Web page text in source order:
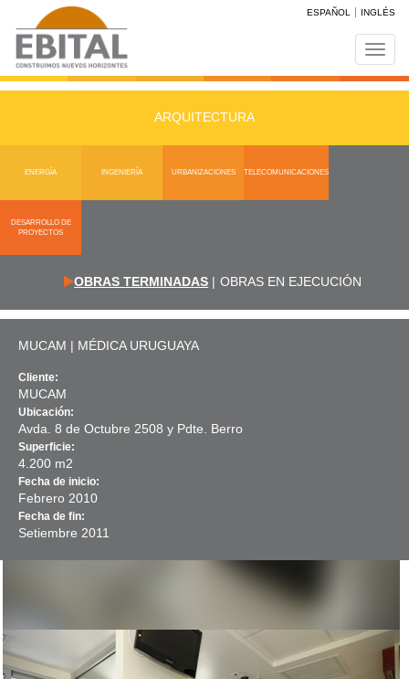
ESPAÑOL INGLÉS
ARQUITECTURA
ENERGÍA INGENIERÍA URBANIZACIONES TELECOMUNICACIONES
DESARROLLO DE
PROYECTOS
OBRAS TERMINADAS | OBRAS EN EJECUCIÓN
MUCAM | MÉDICA URUGUAYA
Cliente:
MUCAM
Ubicación:
Avda. 8 de Octubre 2508 y Pdte. Berro
Superficie:
4.200 m2
Fecha de inicio:
Febrero 2010
Fecha de fin:
Setiembre 2011